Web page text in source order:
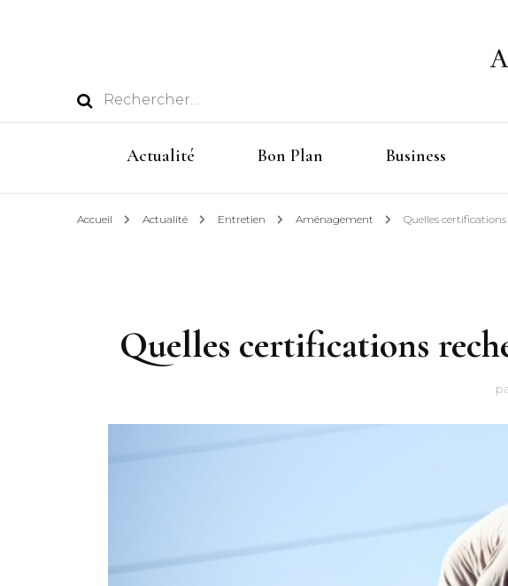
Rechercher :
Actualité Bon Plan Business
Accueil Actualité Entretien Aménagement Quelles
Quelles certifications